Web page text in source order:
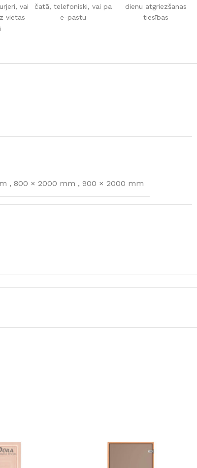
vai
vietas
čatā, telefoniski, vai pa
e-pastu
dienu atgriezšanas
tiesības
, 800 × 2000 mm , 900 × 2000 mm